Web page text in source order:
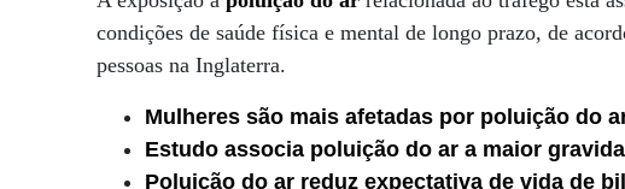
condições de saúde física e mental de longo prazo, de
pessoas na Inglaterra.
Mulheres são mais afetadas por poluição do
Estudo associa poluição do ar a maior
Poluição do ar reduz expectativa de vida de